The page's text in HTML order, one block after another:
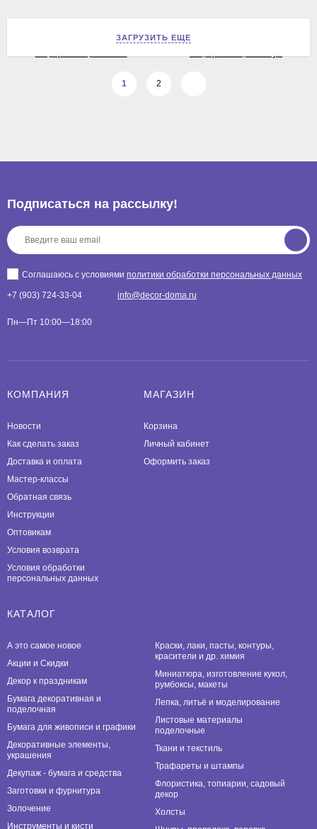
ЗАГРУЗИТЬ ЕЩЕ
1 2
Подписаться на рассылкy!
Соглашаюсь с условиями политики обработки персональных данных
+7 (903) 724-33-04 info@decor-doma.ru
Пн—Пт 10:00—18:00
КОМПАНИЯ
Новости
Как сделать заказ
Доставка и оплата
Мастер-классы
Обратная связь
Инструкции
Оптовикам
Условия возврата
Условия обработки
персональных данных
МАГАЗИН
Корзина
Личный кабинет
Оформить заказ
КАТАЛОГ
А это самое новое
Акции и Скидки
Декор к праздникам
Бумага декоративная и
поделочная
Бумага для живописи и графики
Декоративные элементы,
украшения
Декупаж - бумага и средства
Заготовки и фурнитура
Золочение
Инструменты и кисти
Краски, лаки, пасты, контуры,
красители и др. химия
Миниатюра, изготовление кукол,
румбоксы, макеты
Лепка, литьё и моделирование
Листовые материалы
поделочные
Ткани и текстиль
Трафареты и штампы
Флористика, топиарии, садовый
декор
Холсты